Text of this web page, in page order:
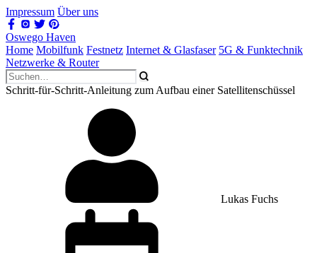
Impressum Über uns
Oswego Haven
Home Mobilfunk Festnetz Internet & Glasfaser 5G & Funktechnik
Netzwerke & Router
Schritt-für-Schritt-Anleitung zum Aufbau einer Satellitenschüssel
Lukas Fuchs